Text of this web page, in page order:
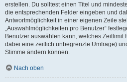
erstellen. Du solltest einen Titel und
die entsprechenden Felder eingeben und
Antwortmöglichkeit in einer eigenen Zeile
„Auswahlmöglichkeiten pro Benutzer“
Benutzer auswählen kann, welches Zeitlimit
dabei eine zeitlich unbegrenzte Umfrage)
Stimme ändern können.
Nach oben